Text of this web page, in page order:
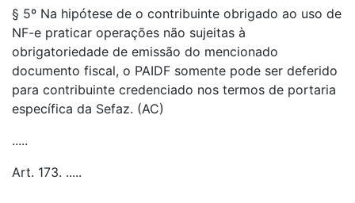
§ 5º Na hipótese de o contribuinte obrigado ao uso de
NF-e praticar operações não sujeitas à
obrigatoriedade de emissão do mencionado
documento fiscal, o PAIDF somente pode ser deferido
para contribuinte credenciado nos termos de portaria
específica da Sefaz. (AC)
.....
Art. 173. .....